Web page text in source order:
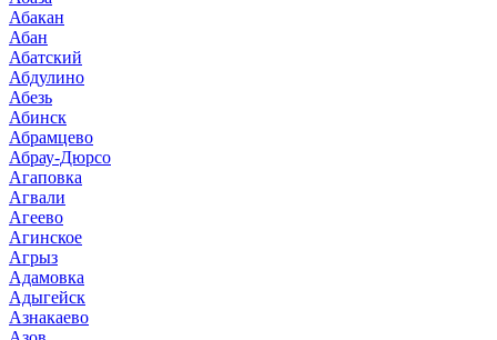
Абакан
Абан
Абатский
Абдулино
Абезь
Абинск
Абрамцево
Абрау-Дюрсо
Агаповка
Агвали
Агеево
Агинское
Агрыз
Адамовка
Адыгейск
Азнакаево